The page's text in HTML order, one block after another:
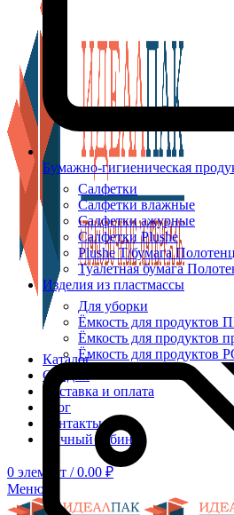
Каталог
Скидки
Доставка и оплата
Блог
Контакты
Личный кабинет
0 элемент / 0.00 ₽
Меню
Бумажно-гигиеническая
Салфетки
Салфетки влажные
Салфетки ажурные
Салфетки Plushe
Plushe Т/бумага
Туалетная бумага
Изделия из пластмассы
Для уборки
Ёмкость для
Ёмкость для продуктов
Ёмкость для продуктов